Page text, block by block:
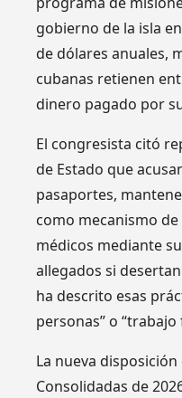
gobierno de la isla
de dólares anuales,
cubanas retienen
dinero pagado por
El congresista citó
de Estado que
pasaportes,
como mecanismo
médicos mediante
allegados si
ha descrito esas
personas” o
La nueva
Consolidadas de